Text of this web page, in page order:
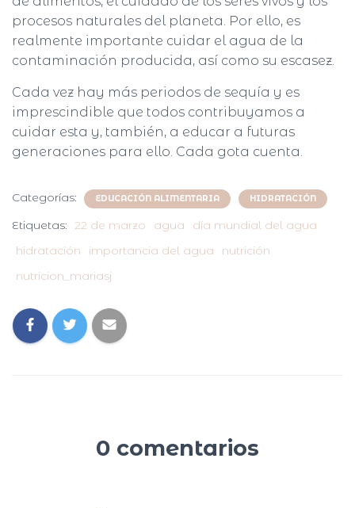
procesos naturales del planeta. Por ello, es
realmente importante cuidar el agua de la
contaminación producida, así como su escasez.
Cada vez hay más periodos de sequía y es
imprescindible que todos contribuyamos a
cuidar esta y, también, a educar a futuras
generaciones para ello. Cada gota cuenta.
Categorías: EDUCACIÓN ALIMENTARIA HIDRATACIÓN
Etiquetas: 22 de marzo agua
día mundial del agua
hidratación
importancia del agua
nutrición
nutricion_mariasj
0 comentarios